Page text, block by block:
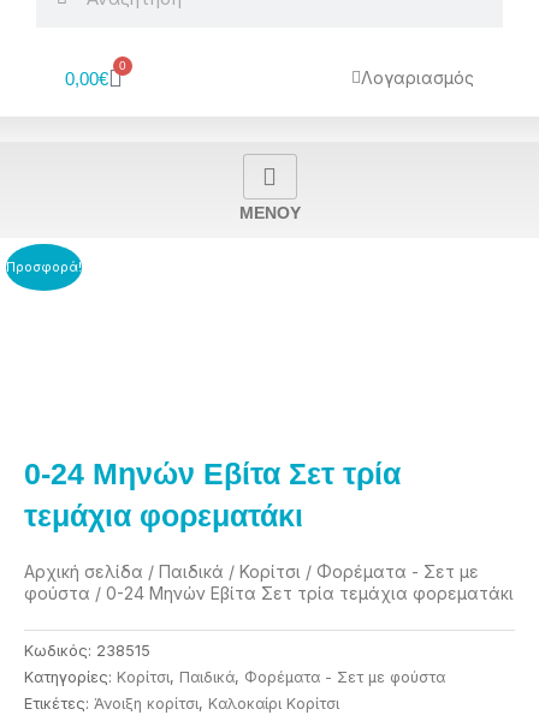
0,00€
0
Cart Λογαριασμός
MENOY
Προσφορά!
0-24 Μηνών Εβίτα Σετ τρία
τεμάχια φορεματάκι
Αρχική σελίδα / Παιδικά / Κορίτσι / Φορέματα - Σετ με
φούστα / 0-24 Μηνών Εβίτα Σετ τρία τεμάχια φορεματάκι
Κωδικός: 238515
Κατηγορίες: Κορίτσι, Παιδικά, Φορέματα - Σετ με φούστα
Ετικέτες: Άνοιξη κορίτσι, Καλοκαίρι Κορίτσι